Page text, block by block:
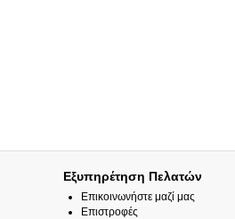
Εξυπηρέτηση Πελατών
Επικοινωνήστε μαζί μας
Επιστροφές